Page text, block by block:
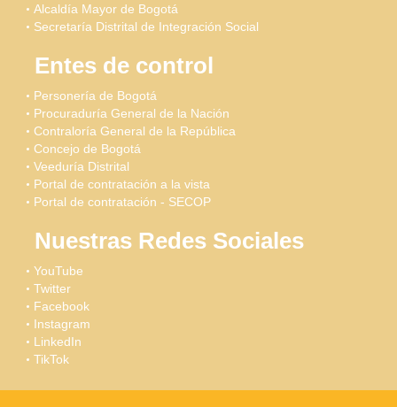
Alcaldía Mayor de Bogotá
Secretaría Distrital de Integración Social
Entes de control
Personería de Bogotá
Procuraduría General de la Nación
Contraloría General de la República
Concejo de Bogotá
Veeduría Distrital
Portal de contratación a la vista
Portal de contratación - SECOP
Nuestras Redes Sociales
YouTube
Twitter
Facebook
Instagram
LinkedIn
TikTok